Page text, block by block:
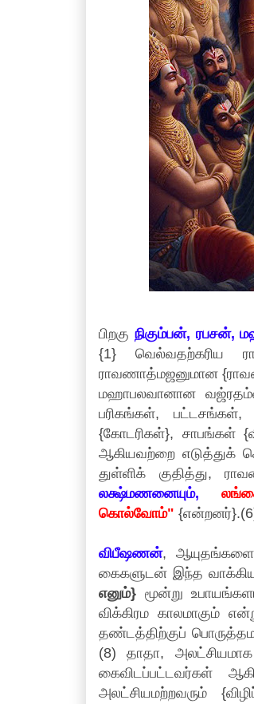
பிறகு நிகும்பன், ரபசன்,
{1} வெல்வதற்கரிய
ராவணாத்மஜனுமான
மஹாபலவானான
பரிகங்கள், பட்டசங்கள்,
{கோடரிகள்}, சாபங்கள்
ஆகியவற்றை எடுத்துக்
துள்ளிக் குதித்து,
லக்ஷ்மணனையும்,
கொல்வோம்"
விபீஷணன்,
கைகளுடன் இந்த
எனும்} மூன்று
விக்கிரம காலமாகும்
தண்டத்திற்குப்
(8) தாதா,
கைவிடப்பட்டவர்கள்
அலட்சியமற்றவரும்